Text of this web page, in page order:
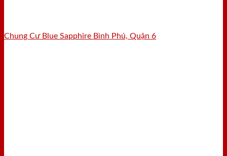
Chung Cư Blue Sapphire Bình Phú, Quận 6